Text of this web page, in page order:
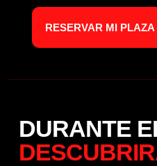
RESERVAR MI
DURANTE